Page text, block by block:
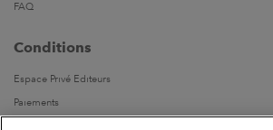
FAQ
Conditions
Espace Privé Editeurs
Paiements